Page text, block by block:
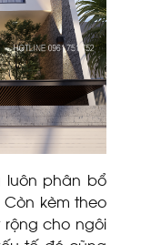
luôn phân bổ
kèm theo
cho ngôi